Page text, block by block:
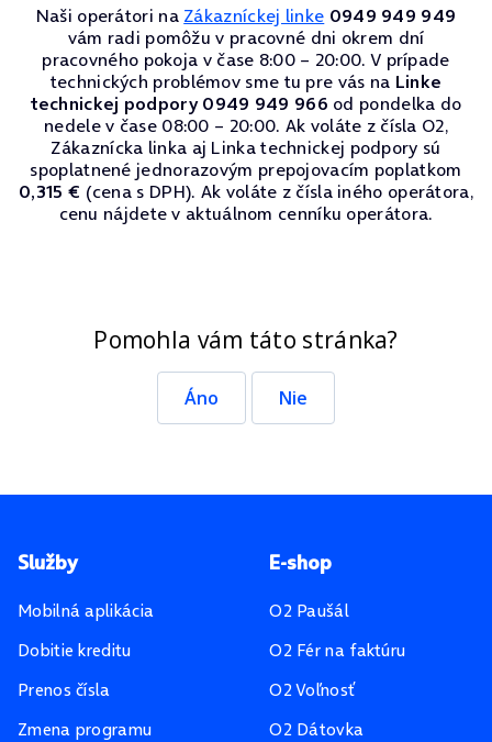
Naši operátori na Zákazníckej linke 0949 949 949
vám radi pomôžu v pracovné dni okrem dní
pracovného pokoja v čase 8:00 – 20:00. V prípade
technických problémov sme tu pre vás na Linke
technickej podpory 0949 949 966 od pondelka do
nedele v čase 08:00 – 20:00. Ak voláte z čísla O2,
Zákaznícka linka aj Linka technickej podpory sú
spoplatnené jednorazovým prepojovacím poplatkom
0,315 € (cena s DPH). Ak voláte z čísla iného operátora,
cenu nájdete v aktuálnom cenníku operátora.
Pomohla vám táto stránka?
Áno Nie
Pätička stránky
Služby
Mobilná aplikácia
Dobitie kreditu
Prenos čísla
Zmena programu
E-shop
O2 Paušál
O2 Fér na faktúru
O2 Voľnosť
O2 Dátovka